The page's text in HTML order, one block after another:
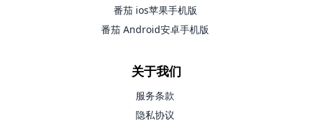
番茄 ios苹果手机版
番茄 Android安卓手机版
关于我们
服务条款
隐私协议